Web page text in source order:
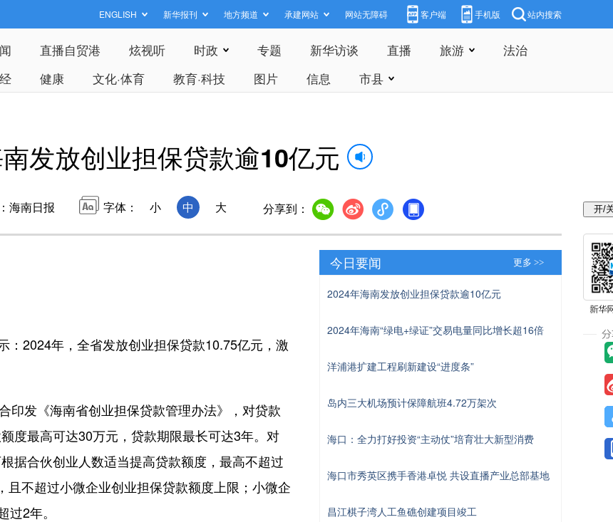
ENGLISH 新华报刊 地方频道 承建网站 网站无障碍 客户端 手机版 站内搜索
直播自贸港 炫视听 时政 专题 新华访谈 直播 旅游
法治
健康 文化·体育 教育·科技 图片 信息 市县
发放创业担保贷款逾10亿元
海南日报 字体： 小 中 大 分享到：
2024年，全省发放创业担保贷款10.75亿元，激
发《海南省创业担保贷款管理办法》，对贷款
度最高可达30万元，贷款期限最长可达3年。对
据合伙创业人数适当提高贷款额度，最高不超过
不超过小微企业创业担保贷款额度上限；小微企
2年。
今日要闻 更多 >>
2024年海南发放创业担保贷款逾10亿元
2024年海南“绿电+绿证”交易电量同比增长超16倍
洋浦港扩建工程刷新建设“进度条”
岛内三大机场预计保障航班4.72万架次
海口：全力打好投资“主动仗”培育壮大新型消费
海口市秀英区携手香港卓悦 共设直播产业总部基地
昌江棋子湾人工鱼礁创建项目竣工